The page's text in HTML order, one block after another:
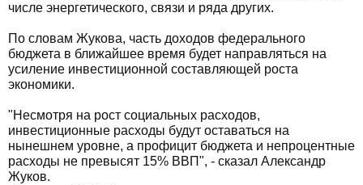
числе энергетического, связи и ряда других.
По словам Жукова, часть доходов федерального
бюджета в ближайшее время будет направляться на
усиление инвестиционной составляющей роста
экономики.
"Несмотря на рост социальных расходов,
инвестиционные расходы будут оставаться на
нынешнем уровне, а профицит бюджета и непроцентные
расходы не превысят 15% ВВП", - сказал Александр
Жуков.